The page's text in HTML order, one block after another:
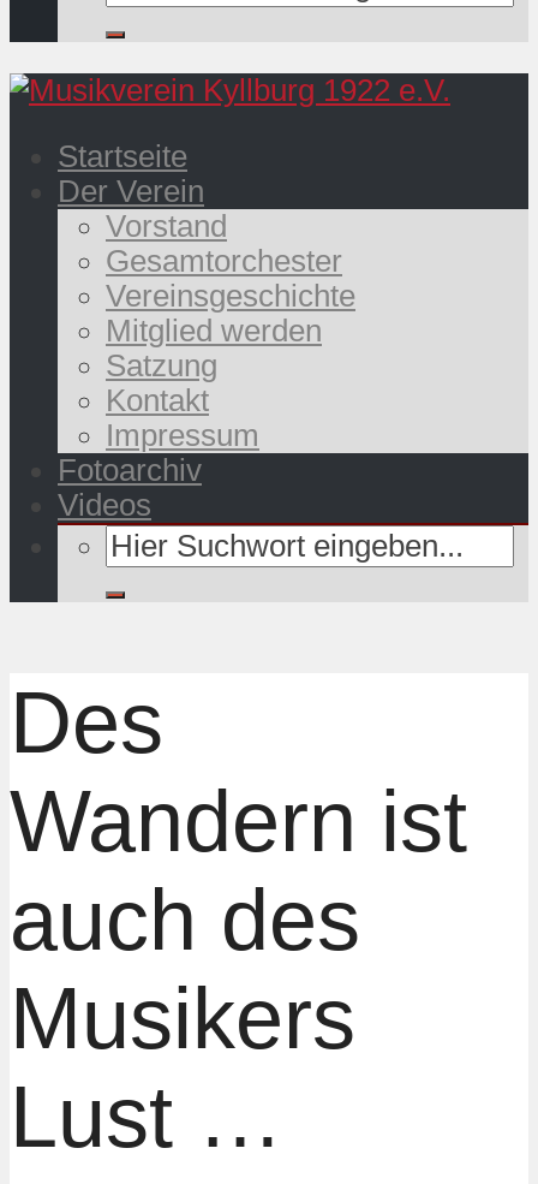
Startseite
Der Verein
Vorstand
Gesamtorchester
Vereinsgeschichte
Mitglied werden
Satzung
Kontakt
Impressum
Fotoarchiv
Videos
Des
Wandern ist
auch des
Musikers
Lust …